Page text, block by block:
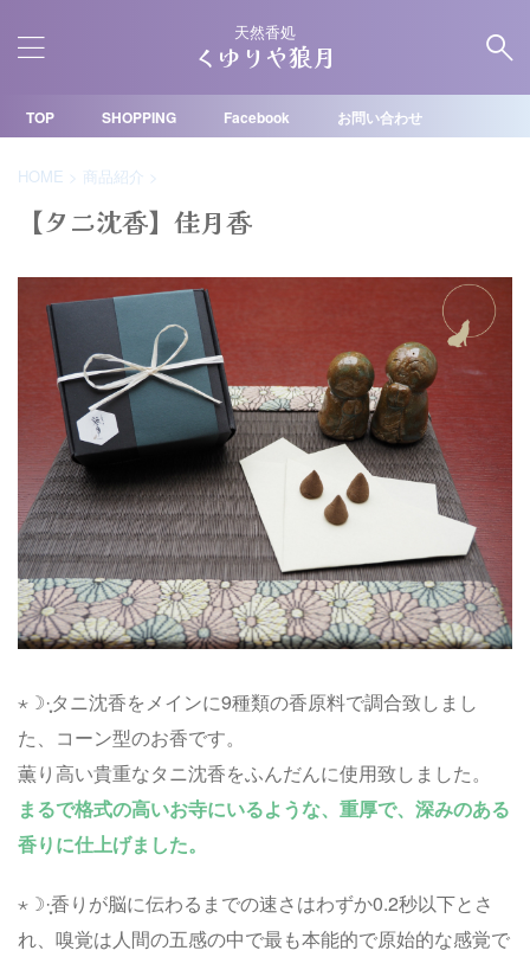
天然香処
くゆりや狼月
TOP SHOPPING Facebook お問い合わせ
HOME > 商品紹介 >
【タニ沈香】佳月香
⋆☽︎︎·̩͙タニ沈香をメインに9種類の香原料で調合致しまし
た、コーン型のお香です。
薫り高い貴重なタニ沈香をふんだんに使用致しました。
まるで格式の高いお寺にいるような、重厚で、深みのある
香りに仕上げました。
⋆☽︎︎·̩͙香りが脳に伝わるまでの速さはわずか0.2秒以下とさ
れ、嗅覚は人間の五感の中で最も本能的で原始的な感覚で